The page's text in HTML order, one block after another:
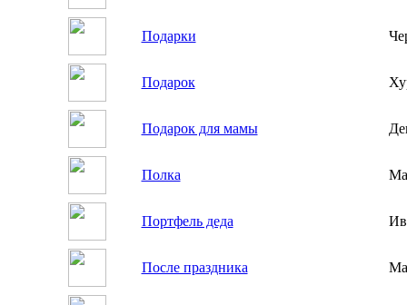
Подарки
Подарок
Подарок для мамы
Полка
Портфель деда
После праздника